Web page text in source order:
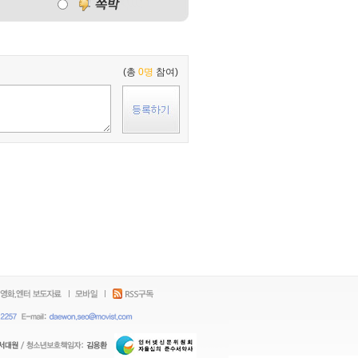
(총 0명 참여)